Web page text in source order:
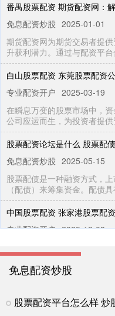
番禺股票配资 期货配资网：
免息配资炒股 2025-01-01
期货配资网为期货交易者提
升获利潜力。通过与配资平
白山股票配资 东莞股票配资
专业配资开户 2025-03-19
在瞬息万变的股票市场中，
公司应运而生，为投资者提
股票配资论坛是什么 股票配
免息配资炒股 2025-05-15
股票配债是一种融资方式，
（配债）来筹集资金。配债
中国股票配资 张家港股票配
专业配资开户 2025-12-03
放大收益的杠杆。张家港股
免息配资炒股 2026-05-08
免息配资炒股
股票配资平台怎么样